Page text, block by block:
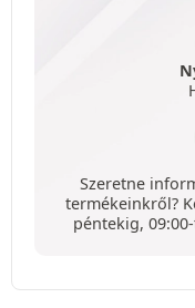
Szeretne
termékeinkről?
péntekig,